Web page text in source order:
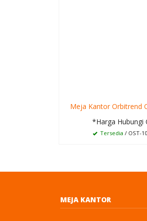
Meja Kantor Orbitrend
*Harga Hubungi
Tersedia / OST-
MEJA KANTOR